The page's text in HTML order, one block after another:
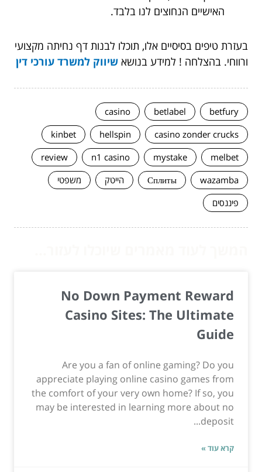
האישיים הנחוצים לנו בלבד.
בעזרת טיפים בסיסיים אלו, תוכלו לבנות דף נחיתה מקצועי
ורווחי. בהצלחה ! למידע בנושא שיווק למשרד עורכי דין
betfury
betlabel
casino
casino zonder crucks
hellspin
kinbet
melbet
mystake
n1 casino
review
wazamba
Сплиты הייטק
משפטי
פיננסים
No Down Payment Reward
Casino Sites: The Ultimate
Guide
Are you a fan of online gaming? Do you
appreciate playing online casino games from
the comfort of your very own home? If so, you
may be interested in learning more about no
deposit...
קרא עוד »